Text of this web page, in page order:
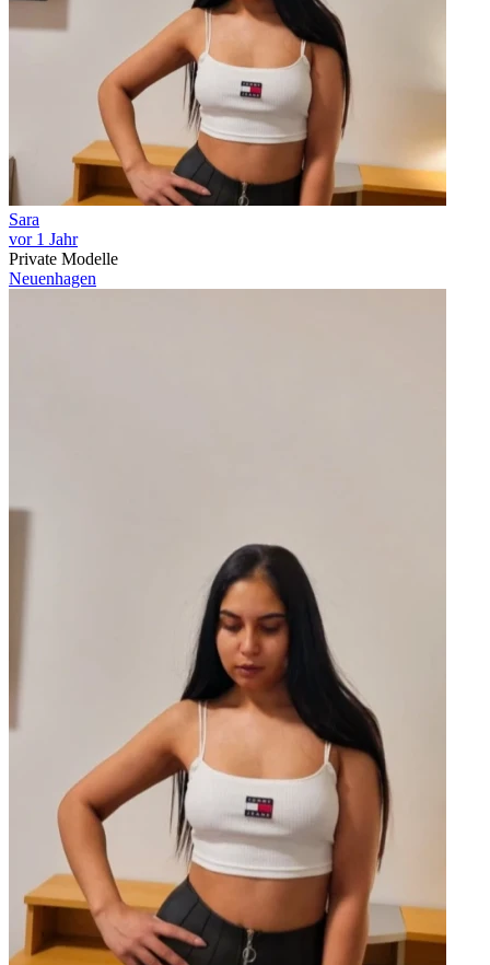
Sara
vor 1 Jahr
Private Modelle
Neuenhagen